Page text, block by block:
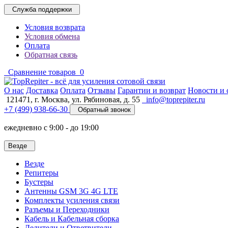
Служба поддержки
Условия возврата
Условия обмена
Оплата
Обратная связь
Сравнение товаров 0
O нас Доставка Оплата Отзывы Гарантии и возврат Новости и
121471, г. Москва, ул. Рябиновая, д. 55
info@toprepiter.ru
+7 (499) 938-66-30
Обратный звонок
ежедневно с 9:00 - до 19:00
Везде
Везде
Репитеры
Бустеры
Антенны GSM 3G 4G LTE
Комплекты усиления связи
Разъемы и Переходники
Кабель и Кабельная сборка